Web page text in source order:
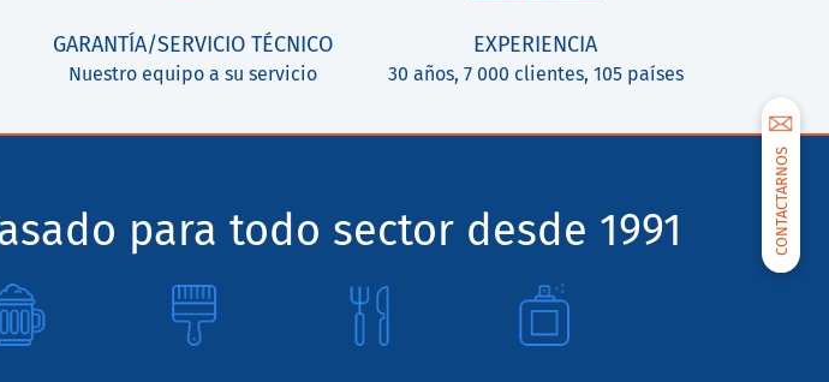
CONTACTARNOS
GARANTÍA/SERVICIO TÉCNICO
Nuestro equipo a su servicio
EXPERIENCIA
30 años, 7 000 clientes, 105 países
para todo sector desde 1991